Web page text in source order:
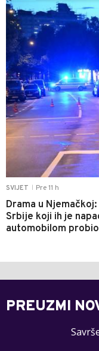
SVIJET Pre 11 h
Drama u
Srbije koji ih je
automobilom
PREUZMI